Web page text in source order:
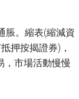
脹。縮表(縮減資
押按揭證券)，
，市場活動慢慢